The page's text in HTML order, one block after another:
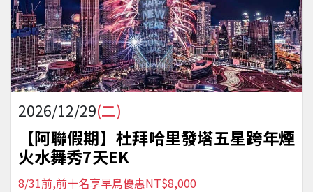
2026/12/29(二)
【阿聯假期】杜拜哈里發塔五星跨年煙
火水舞秀7天EK
8/31前,前十名享早鳥優惠NT$8,000